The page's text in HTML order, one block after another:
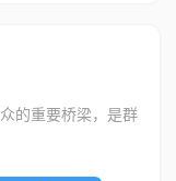
的重要桥梁，是群